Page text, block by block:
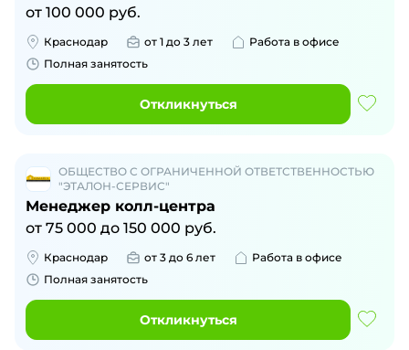
от 100 000 руб.
Краснодар от 1 до 3 лет
Работа в офисе
Полная занятость
Откликнуться
ОБЩЕСТВО С ОГРАНИЧЕННОЙ ОТВЕТСТВЕННОСТЬЮ
"ЭТАЛОН-СЕРВИС"
Менеджер колл-центра
от 75 000 до 150 000 руб.
Краснодар от 3 до 6 лет
Работа в офисе
Полная занятость
Откликнуться